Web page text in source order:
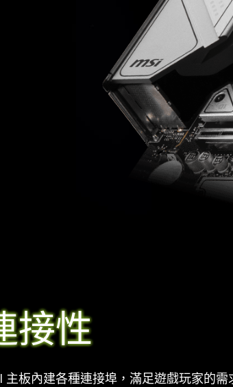
接性
主板內建各種連接埠，滿足遊戲玩家的